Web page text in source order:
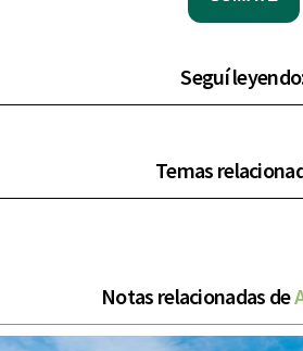
Seguí
Temas
Notas relacionadas de